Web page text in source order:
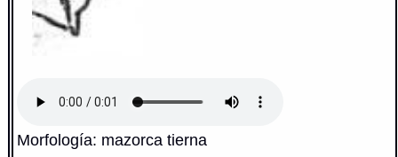
Morfología: mazorca tierna